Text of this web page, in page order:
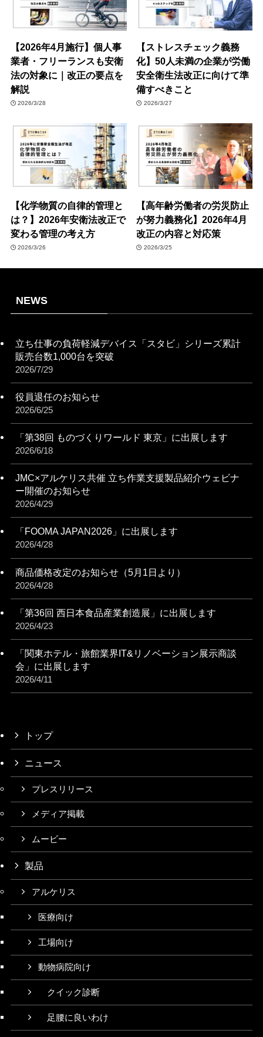
【2026年4月施行】個人事
業者・フリーランスも安衛
法の対象に｜改正の要点を
解説
2026/3/28
【ストレスチェック義務
化】50人未満の企業が労働
安全衛生法改正に向けて準
備すべきこと
2026/3/27
【化学物質の自律的管理と
は？】2026年安衛法改正で
変わる管理の考え方
2026/3/26
【高年齢労働者の労災防止
が努力義務化】2026年4月
改正の内容と対応策
2026/3/25
NEWS
立ち仕事の負荷軽減デバイス「スタビ」シリーズ累計
販売台数1,000台を突破
2026/7/29
役員退任のお知らせ
2026/6/25
「第38回 ものづくりワールド 東京」に出展します
2026/6/18
JMC×アルケリス共催 立ち作業支援製品紹介ウェビナ
ー開催のお知らせ
2026/4/29
「FOOMA JAPAN2026」に出展します
2026/4/28
商品価格改定のお知らせ（5月1日より）
2026/4/28
「第36回 西日本食品産業創造展」に出展します
2026/4/23
「関東ホテル・旅館業界IT&リノベーション展⽰商談
会」に出展します
2026/4/11
トップ
ニュース
プレスリリース
メディア掲載
ムービー
製品
アルケリス
医療向け
工場向け
動物病院向け
クイック診断
足腰に良いわけ